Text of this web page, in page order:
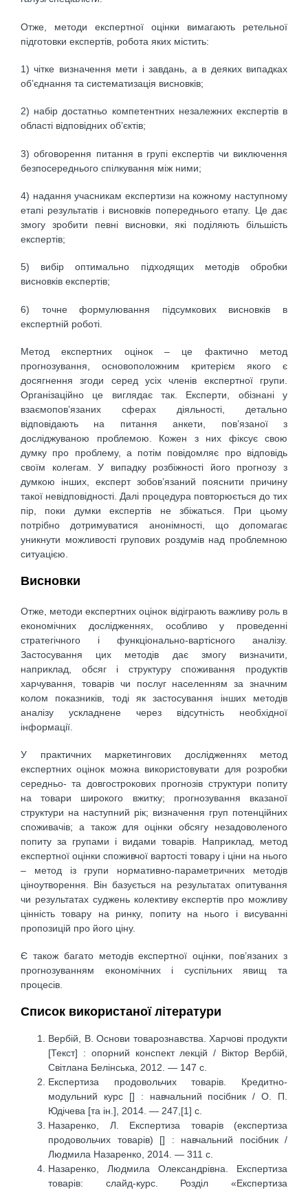
Отже, методи експертної оцінки вимагають ретельної
підготовки експертів, робота яких містить:
1) чітке визначення мети і завдань, а в деяких випадках
об’єднання та систематизація висновків;
2) набір достатньо компетентних незалежних експертів в
області відповідних об’єктів;
3) обговорення питання в групі експертів чи виключення
безпосереднього спілкування між ними;
4) надання учасникам експертизи на кожному наступному
етапі результатів і висновків попереднього етапу. Це дає
змогу зробити певні висновки, які поділяють більшість
експертів;
5) вибір оптимально підходящих методів обробки
висновків експертів;
6) точне формулювання підсумкових висновків в
експертній роботі.
Метод експертних оцінок – це фактично метод
прогнозування, основоположним критерієм якого є
досягнення згоди серед усіх членів експертної групи.
Організаційно це виглядає так. Експерти, обізнані у
взаємопов’язаних сферах діяльності, детально
відповідають на питання анкети, пов’язаної з
досліджуваною проблемою. Кожен з них фіксує свою
думку про проблему, а потім повідомляє про відповідь
своїм колегам. У випадку розбіжності його прогнозу з
думкою інших, експерт зобов’язаний пояснити причину
такої невідповідності. Далі процедура повторюється до тих
пір, поки думки експертів не збіжаться. При цьому
потрібно дотримуватися анонімності, що допомагає
уникнути можливості групових роздумів над проблемною
ситуацією.
Висновки
Отже, методи експертних оцінок відіграють важливу роль в
економічних дослідженнях, особливо у проведенні
стратегічного і функціонально-вартісного аналізу.
Застосування цих методів дає змогу визначити,
наприклад, обсяг і структуру споживання продуктів
харчування, товарів чи послуг населенням за значним
колом показників, тоді як застосування інших методів
аналізу ускладнене через відсутність необхідної
інформації.
У практичних маркетингових дослідженнях метод
експертних оцінок можна використовувати для розробки
середньо- та довгострокових прогнозів структури попиту
на товари широкого вжитку; прогнозування вказаної
структури на наступний рік; визначення груп потенційних
споживачів; а також для оцінки обсягу незадоволеного
попиту за групами і видами товарів. Наприклад, метод
експертної оцінки споживчої вартості товару і ціни на нього
– метод із групи нормативно-параметричних методів
ціноутворення. Він базується на результатах опитування
чи результатах суджень колективу експертів про можливу
цінність товару на ринку, попиту на нього і висуванні
пропозицій про його ціну.
Є також багато методів експертної оцінки, пов’язаних з
прогнозуванням економічних і суспільних явищ та
процесів.
Список використаної літератури
Вербій, В. Основи товарознавства. Харчові продукти
[Текст] : опорний конспект лекцій / Віктор Вербій,
Світлана Белінська, 2012. — 147 с.
Експертиза продовольчих товарів. Кредитно-
модульний курс [] : навчальний посібник / О. П.
Юдічева [та ін.], 2014. — 247,[1] с.
Назаренко, Л. Експертиза товарів (експертиза
продовольчих товарів) [] : навчальний посібник /
Людмила Назаренко, 2014. — 311 с.
Назаренко, Людмила Олександрівна. Експертиза
товарів: слайд-курс. Розділ «Експертиза